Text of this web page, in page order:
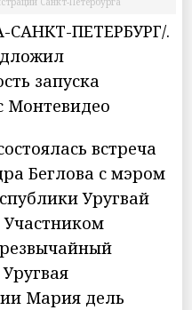
САНКТ-ПЕТЕРБУРГ/.
запуска
Монтевидео
встреча
Беглова с мэром
Уругвай
Мария дель